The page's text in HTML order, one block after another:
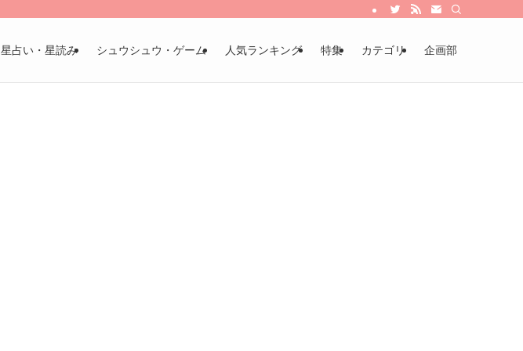
星占い・星読み シュウシュウ・ゲーム 人気ランキング 特集 カテゴリ 企画部